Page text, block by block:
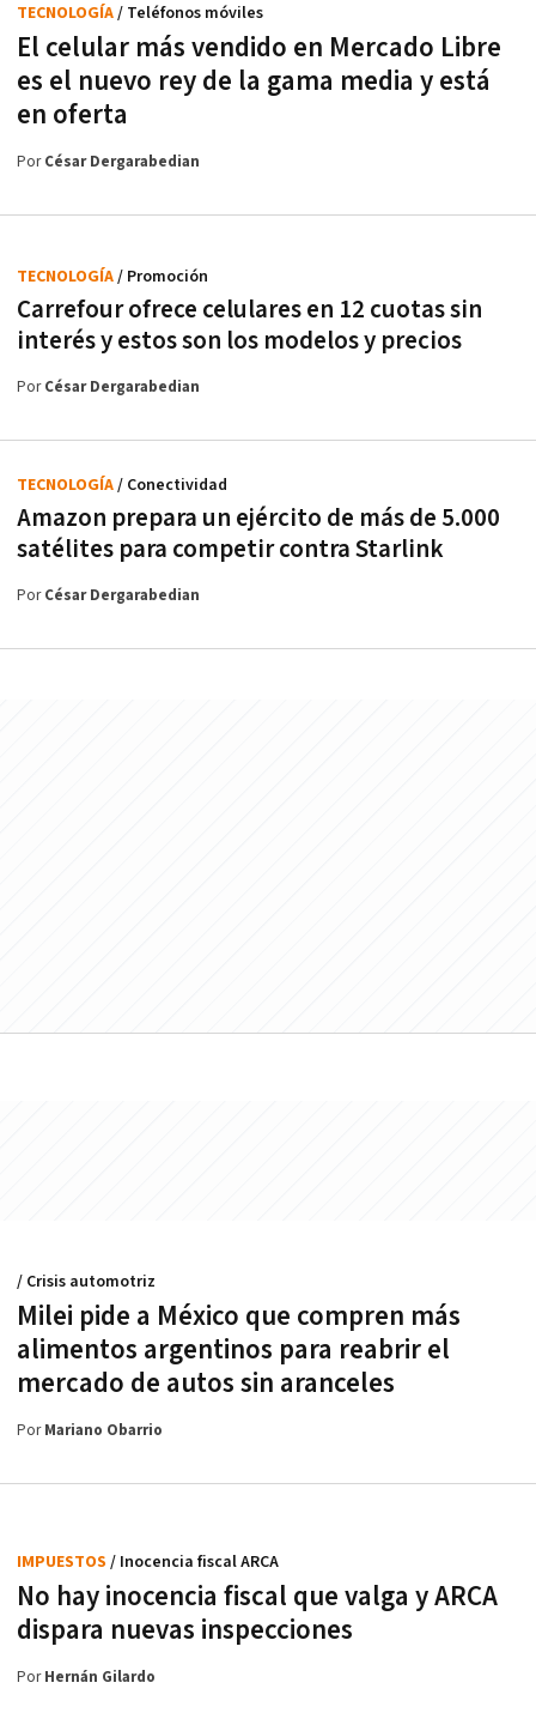
El celular más vendido en Mercado Libre
es el nuevo rey de la gama media y está
en oferta
TECNOLOGÍA/ Teléfonos móviles
PorCésar Dergarabedian
Carrefour ofrece celulares en 12 cuotas sin
interés y estos son los modelos y precios
TECNOLOGÍA/ Promoción
PorCésar Dergarabedian
Amazon prepara un ejército de más de 5.000
satélites para competir contra Starlink
TECNOLOGÍA/ Conectividad
PorCésar Dergarabedian
Milei pide a México que compren más
alimentos argentinos para reabrir el
mercado de autos sin aranceles
/ Crisis automotriz
PorMariano Obarrio
No hay inocencia fiscal que valga y ARCA
dispara nuevas inspecciones
IMPUESTOS / Inocencia fiscal ARCA
PorHernán Gilardo